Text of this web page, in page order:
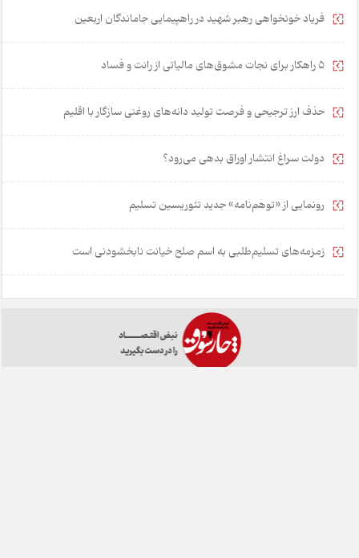
فریاد خونخواهی رهبر شهید در راهپیمایی جاماندگان اربعین
۵ راهکار برای نجات مشوق‌های مالیاتی از رانت و فساد
حذف ارز ترجیحی و فرصت تولید دانه‌های روغنی سازگار با اقلیم
دولت سراغ انتشار اوراق بدهی می‌رود؟
رونمایی از «توهم‌نامه» جدید تئور‌یسین تسلیم
زمزمه‌های تسلیم‌طلبی به اسم صلح خیانت نابخشودنی است